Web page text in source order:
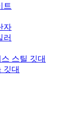
트
자
러
스틸 깃대
깃대